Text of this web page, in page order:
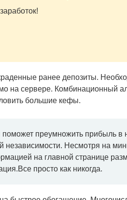
ранее депозиты.
на сервере. Комбинационный
большие кефы.
преумножить прибыль в
независимости. Несмотря на
на главной странице
просто как никогда.